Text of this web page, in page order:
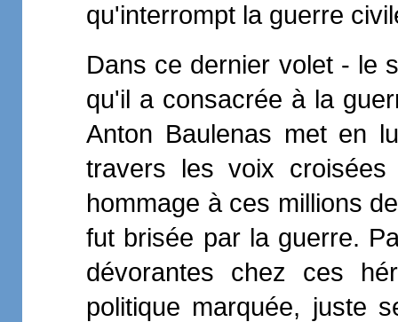
qu'interrompt la guerre
Dans ce dernier volet - le
qu'il a consacrée à la
Anton Baulenas met en
travers les voix
hommage à ces millions
fut brisée par la guerre.
dévorantes chez ces
politique marquée, juste